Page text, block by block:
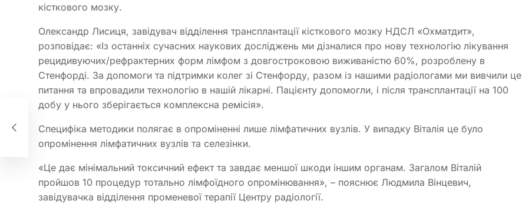
кісткового мозку.
Олександр Лисиця, завідувач відділення трансплантації кісткового мозку НДСЛ «Охматдит»,
розповідає: «Із останніх сучасних наукових досліджень ми дізналися про нову технологію лікування
рецидивуючих/рефрактерних форм лімфом з довгостроковою виживаністю 60%, розроблену в
Стенфорді. За допомоги та підтримки колег зі Стенфорду, разом із нашими радіологами ми вивчили це
питання та впровадили технологію в нашій лікарні. Пацієнту допомогли, і після трансплантації на 100
добу у нього зберігається комплексна ремісія».
Специфіка методики полягає в опроміненні лише лімфатичних вузлів. У випадку Віталія це було
опромінення лімфатичних вузлів та селезінки.
«Це дає мінімальний токсичний ефект та завдає меншої шкоди іншим органам. Загалом Віталій
пройшов 10 процедур тотально лімфоїдного опромінювання», – пояснює Людмила Вінцевич,
завідувачка відділення променевої терапії Центру радіології.